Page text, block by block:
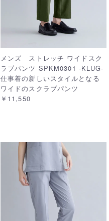
メンズ ストレッチ ワイドスク
ラブパンツ SPKM0301 -KLUG-
仕事着の新しいスタイルとなる
ワイドのスクラブパンツ
￥11,550